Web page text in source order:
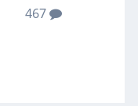
467